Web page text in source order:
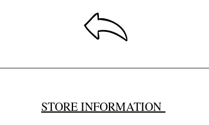
STORE INFORMATION